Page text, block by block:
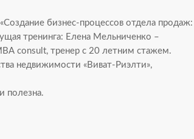
бизнес-процессов отдела продаж:
тренинга: Елена Мельниченко –
сonsult, тренер с 20 летним стажем.
недвижимости «Виват-Риэлти»,
полезна.